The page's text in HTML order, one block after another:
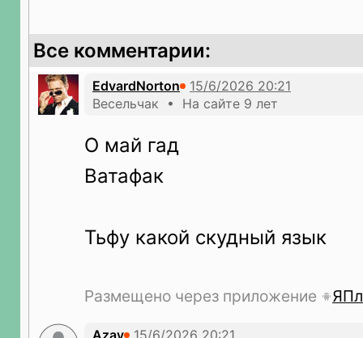
Все комментарии:
EdvardNorton
Весельчак • На сайте 9 лет
О май гад
Ватафак
Тьфу какой скудный язык
Размещено через приложение
Azay